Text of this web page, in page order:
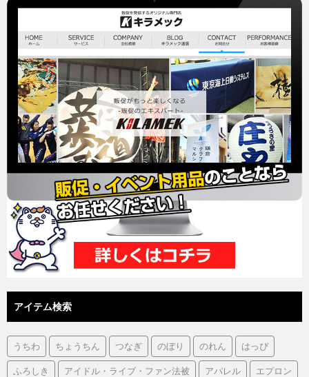
アイテム検索
うちわ ちょうちん つなぎ のぼり のれん はっぴ
ふろしき アイドル・ライブ・ファン法被 アパレル エプロン